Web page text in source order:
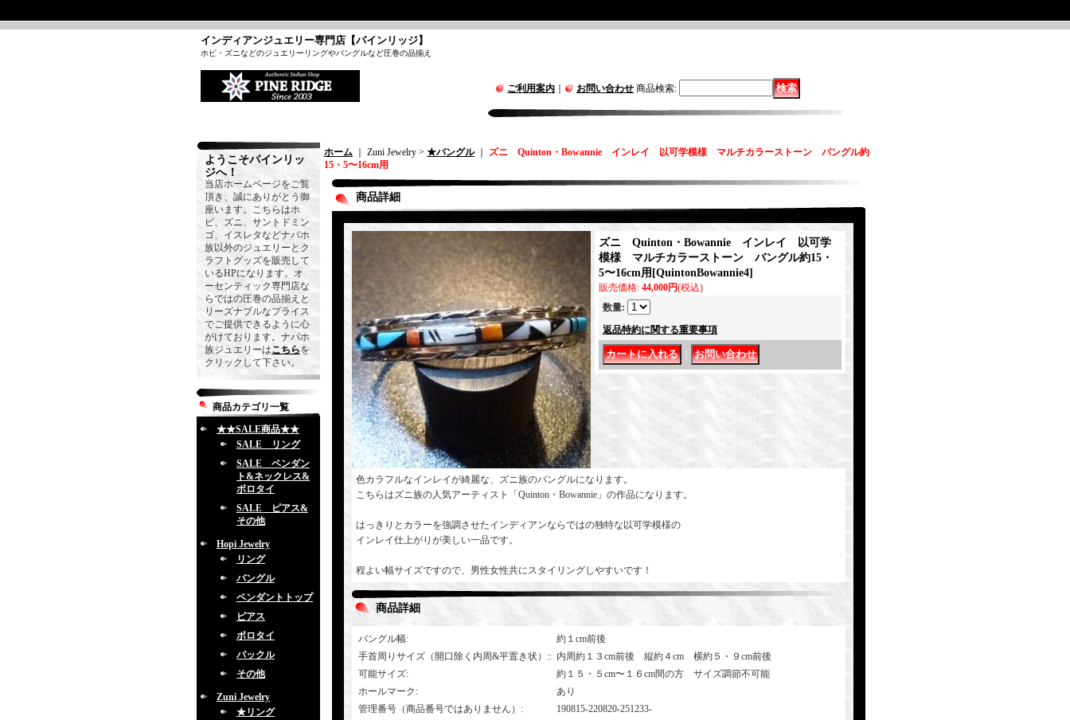
インディアンジュエリー専門店【パインリッジ】
ホピ・ズニなどのジュエリーリングやバングルなど圧巻の品揃え
ご利用案内 お問い合わせ 商品検索:
ようこそパインリッ
ジへ！
当店ホームページをご覧
頂き、誠にありがとう御
座います。こちらはホ
ピ、ズニ、サントドミン
ゴ、イスレタなどナバホ
族以外のジュエリーとク
ラフトグッズを販売して
いるHPになります。オ
ーセンティック専門店な
らではの圧巻の品揃えと
リーズナブルなプライス
でご提供できるように心
がけております。ナバホ
族ジュエリーはこちらを
クリックして下さい。
商品カテゴリ一覧
★★SALE商品★★
SALE リング
SALE ペンダン
ト&ネックレス&
ボロタイ
SALE ピアス&
その他
Hopi Jewelry
リング
バングル
ペンダントトップ
ピアス
ボロタイ
バックル
その他
Zuni Jewelry
★リング
ホーム ｜ Zuni Jewelry > ★バングル｜ ズニ Quinton・Bowannie インレイ 以可学模様 マルチカラーストーン バングル約
15・5〜16cm用
商品詳細
ズニ Quinton・Bowannie インレイ 以可学
模様 マルチカラーストーン バングル約15・
5〜16cm用 [QuintonBowannie4]
販売価格: 44,000円(税込)
数量:
返品特約に関する重要事項
色カラフルなインレイが綺麗な、ズニ族のバングルになります。
こちらはズニ族の人気アーティスト「Quinton・Bowannie」の作品になります。
はっきりとカラーを強調させたインディアンならではの独特な以可学模様の
インレイ仕上がりが美しい一品です。
程よい幅サイズですので、男性女性共にスタイリングしやすいです！
商品詳細
バングル幅:
約１cm前後
手首周りサイズ（開口除く内周&平置き状）:: 内周約１３cm前後 縦約４cm 横約５・９cm前後
可能サイズ:
約１５・５cm〜１６cm間の方 サイズ調節不可能
ホールマーク :
あり
管理番号（商品番号ではありません） :
190815-220820-251233-